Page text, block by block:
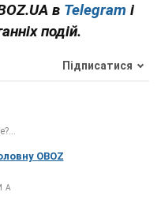
в Telegram і
подій.
Підписатися
OBOZ